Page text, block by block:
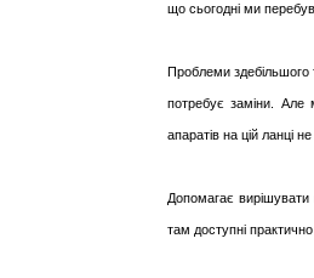
що сьогодні ми
Проблеми здебільшого
потребує заміни. Але
апаратів на цій ланці не
Допомагає
там доступні